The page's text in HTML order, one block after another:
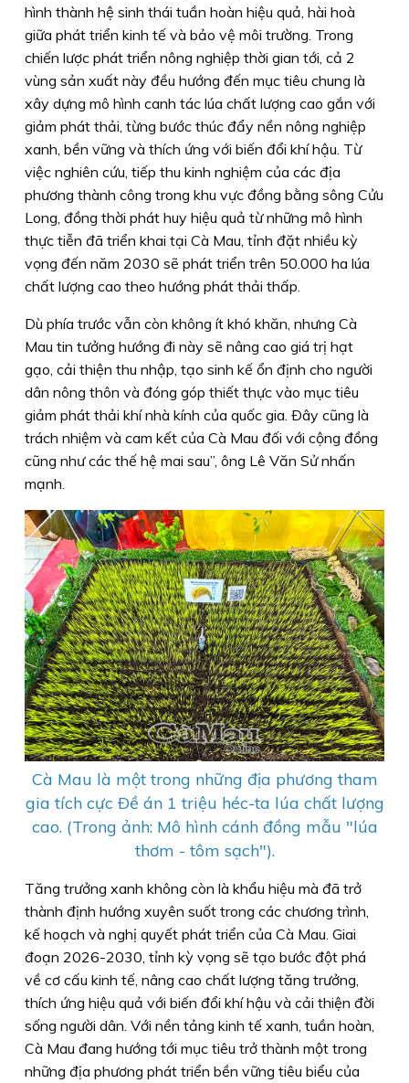
hình thành hệ sinh thái tuần hoàn hiệu quả, hài hoà
giữa phát triển kinh tế và bảo vệ môi trường. Trong
chiến lược phát triển nông nghiệp thời gian tới, cả 2
vùng sản xuất này đều hướng đến mục tiêu chung là
xây dựng mô hình canh tác lúa chất lượng cao gắn với
giảm phát thải, từng bước thúc đẩy nền nông nghiệp
xanh, bền vững và thích ứng với biến đổi khí hậu. Từ
việc nghiên cứu, tiếp thu kinh nghiệm của các địa
phương thành công trong khu vực đồng bằng sông Cửu
Long, đồng thời phát huy hiệu quả từ những mô hình
thực tiễn đã triển khai tại Cà Mau, tỉnh đặt nhiều kỳ
vọng đến năm 2030 sẽ phát triển trên 50.000 ha lúa
chất lượng cao theo hướng phát thải thấp.
Dù phía trước vẫn còn không ít khó khăn, nhưng Cà
Mau tin tưởng hướng đi này sẽ nâng cao giá trị hạt
gạo, cải thiện thu nhập, tạo sinh kế ổn định cho người
dân nông thôn và đóng góp thiết thực vào mục tiêu
giảm phát thải khí nhà kính của quốc gia. Ðây cũng là
trách nhiệm và cam kết của Cà Mau đối với cộng đồng
cũng như các thế hệ mai sau”, ông Lê Văn Sử nhấn
mạnh.
Cà Mau là một trong những địa phương tham
gia tích cực Ðề án 1 triệu héc-ta lúa chất lượng
cao. (Trong ảnh: Mô hình cánh đồng mẫu "lúa
thơm - tôm sạch").
Tăng trưởng xanh không còn là khẩu hiệu mà đã trở
thành định hướng xuyên suốt trong các chương trình,
kế hoạch và nghị quyết phát triển của Cà Mau. Giai
đoạn 2026-2030, tỉnh kỳ vọng sẽ tạo bước đột phá
về cơ cấu kinh tế, nâng cao chất lượng tăng trưởng,
thích ứng hiệu quả với biến đổi khí hậu và cải thiện đời
sống người dân. Với nền tảng kinh tế xanh, tuần hoàn,
Cà Mau đang hướng tới mục tiêu trở thành một trong
những địa phương phát triển bền vững tiêu biểu của